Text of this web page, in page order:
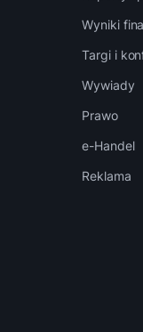
Wyniki
Targi i
Wywiady
Prawo
e-Handel
Reklama